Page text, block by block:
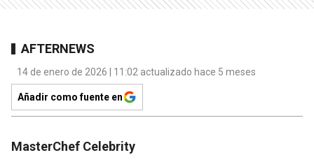
AFTERNEWS
14 de enero de 2026 | 11:02 actualizado hace 5 meses
Añadir como fuente en
MasterChef Celebrity